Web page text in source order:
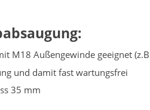
M18 Außengewinde geeignet
und damit fast wartungsfrei
35 mm